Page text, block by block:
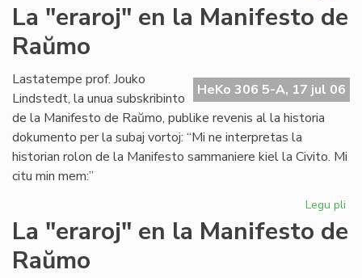
La "eraroj" en la Manifesto de
Raŭmo
HeKo 306 5-A, 17 jul 06
Lastatempe prof. Jouko
Lindstedt, la unua subskribinto
de la Manifesto de Raŭmo, publike revenis al la historia
dokumento per la subaj vortoj: “Mi ne interpretas la
historian rolon de la Manifesto sammaniere kiel la Civito. Mi
citu min mem:”
Legu pli
La "eraroj" en la Manifesto de
Raŭmo